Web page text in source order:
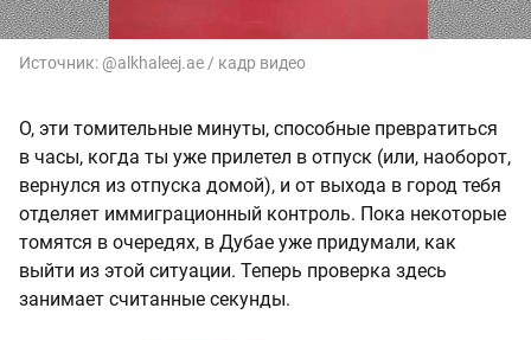
Источник: @alkhaleej.ae / кадр видео
О, эти томительные минуты, способные превратиться
в часы, когда ты уже прилетел в отпуск (или, наоборот,
вернулся из отпуска домой), и от выхода в город тебя
отделяет иммиграционный контроль. Пока некоторые
томятся в очередях, в Дубае уже придумали, как
выйти из этой ситуации. Теперь проверка здесь
занимает считанные секунды.